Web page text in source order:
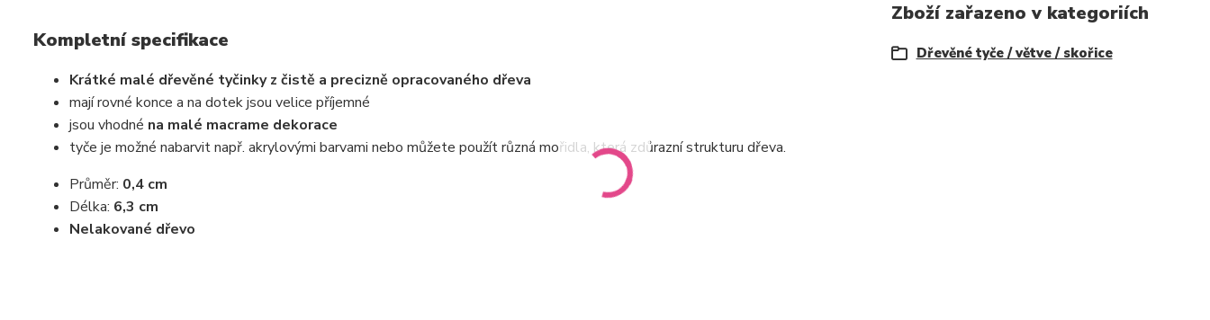
Kompletní specifikace
Krátké malé dřevěné tyčinky z čistě a precizně opracovaného dřeva
mají rovné konce a na dotek jsou velice příjemné
jsou vhodné na malé macrame dekorace
tyče je možné nabarvit např. akrylovými barvami nebo můžete použít různá mořidla, která zdůrazní strukturu dřeva.
Průměr: 0,4 cm
Délka: 6,3 cm
Nelakované dřevo
Zboží zařazeno v kategoriích
Dřevěné tyče / větve / skořice